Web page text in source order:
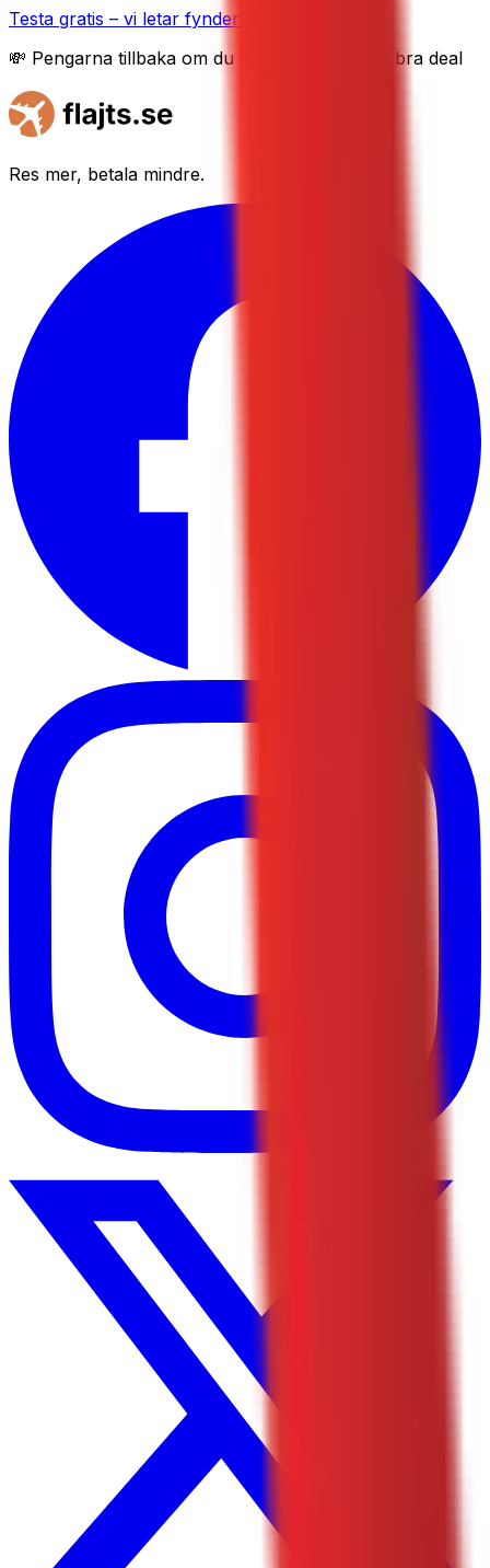
Testa gratis – vi letar fynden åt dig
💸 Pengarna tillbaka om du inte hittar en enda bra deal
Res mer, betala mindre.